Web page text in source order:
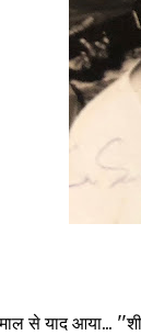
से याद आया...